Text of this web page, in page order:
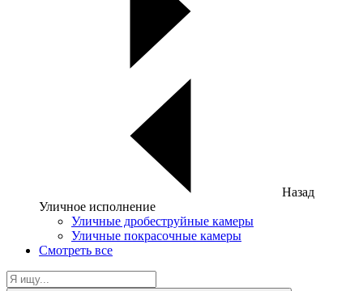
Назад
Уличное исполнение
Уличные дробеструйные камеры
Уличные покрасочные камеры
Смотреть все